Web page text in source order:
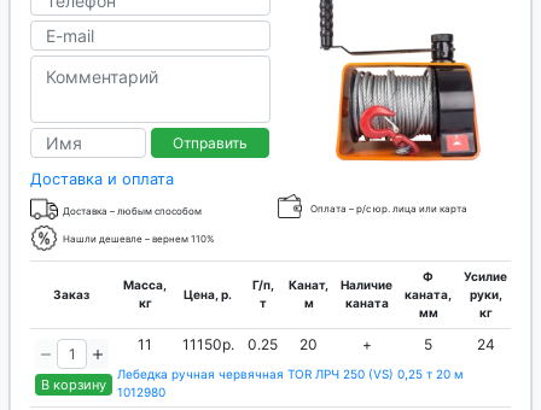
Отправить
Доставка и оплата
Доставка – любым способом Оплата – р/с юр. лица или карта
Нашли дешевле – вернем 110%
Заказ
Масса,
кг
Цена, р.
Г/п,
т
Канат,
м
Наличие
каната
Ф
каната,
мм
Усилие
руки,
кг
В корзину
11 11150р. 0.25 20 + 5 24
Лебедка ручная червячная TOR ЛРЧ 250 (VS) 0,25 т 20 м
1012980